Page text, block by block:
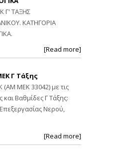
Γ' ΤΑΞΗΣ
ΚΑΤΗΓΟΡΙΑ
[Read more]
Γ Τάξης
(ΑΜ ΜΕΚ 33042) με τις
Βαθμίδες Γ Τάξης:
Νερού,
[Read more]